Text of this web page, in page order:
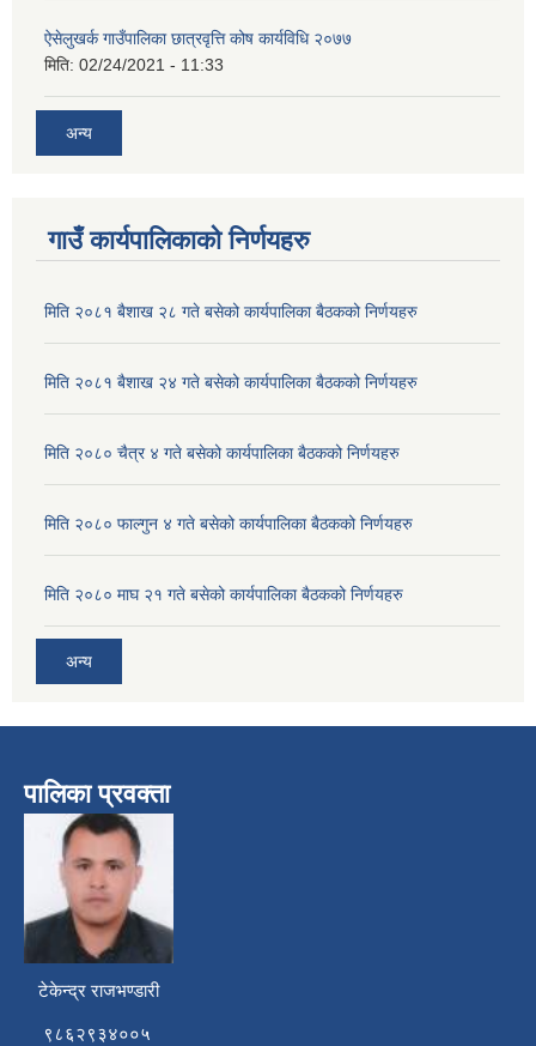
ऐसेलुखर्क गाउँपालिका छात्रवृत्ति कोष कार्यविधि २०७७
मिति: 02/24/2021 - 11:33
अन्य
गाउँ कार्यपालिकाको निर्णयहरु
मिति २०८१ बैशाख २८ गते बसेको कार्यपालिका बैठकको निर्णयहरु
मिति २०८१ बैशाख २४ गते बसेको कार्यपालिका बैठकको निर्णयहरु
मिति २०८० चैत्र ४ गते बसेको कार्यपालिका बैठकको निर्णयहरु
मिति २०८० फाल्गुन ४ गते बसेको कार्यपालिका बैठकको निर्णयहरु
मिति २०८० माघ २१ गते बसेको कार्यपालिका बैठकको निर्णयहरु
अन्य
पालिका प्रवक्ता
टेकेन्द्र राजभण्डारी
९८६२९३४००५